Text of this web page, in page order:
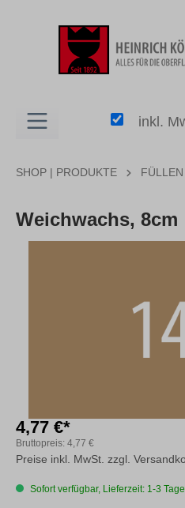
inkl.
SHOP | PRODUKTE FÜLLEN
Weichwachs, 8cm
4,77 €*
Bruttopreis: 4,77 €
Preise inkl. MwSt. zzgl.
Sofort verfügbar, Lieferzeit: 1-3 Tage